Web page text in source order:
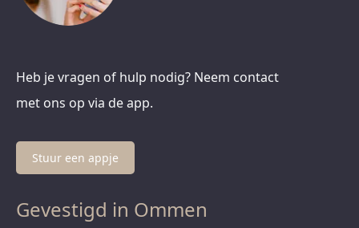
Heb je vragen of hulp nodig? Neem contact
met ons op via de app.
Stuur een appje
Gevestigd in Ommen